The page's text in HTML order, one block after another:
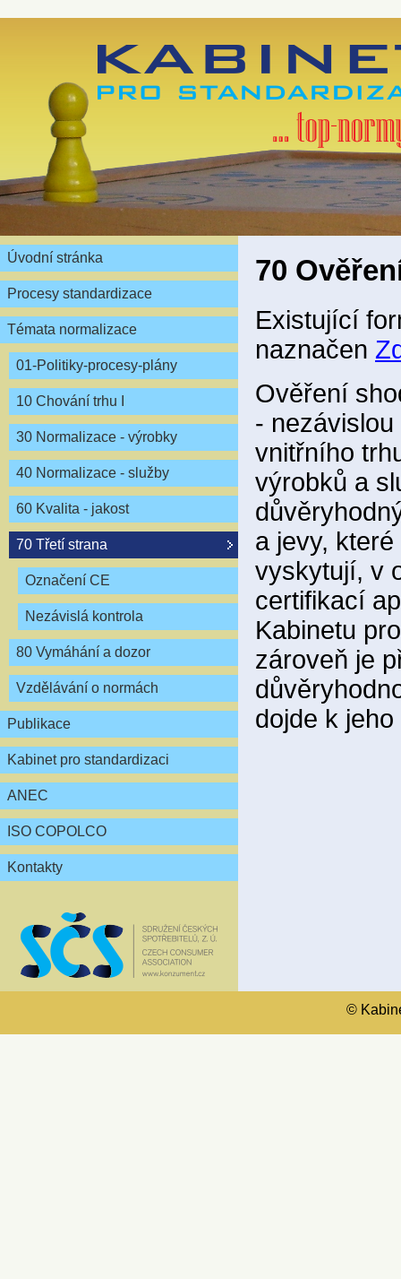
Úvodní stránka
Procesy standardizace
Témata normalizace
01-Politiky-procesy-plány
10 Chování trhu I
30 Normalizace - výrobky
40 Normalizace - služby
60 Kvalita - jakost
70 Třetí strana
Označení CE
Nezávislá kontrola
80 Vymáhání a dozor
Vzdělávání o normách
Publikace
Kabinet pro standardizaci
ANEC
ISO COPOLCO
Kontakty
70
Existující
naznačen
Ověření
-
vnitřního
výrobků a
a jevy,
vyskytují, v
certifikací
Kabinetu
zároveň je
dojde k
©